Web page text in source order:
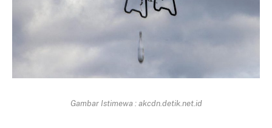
Gambar Istimewa : akcdn.detik.net.id